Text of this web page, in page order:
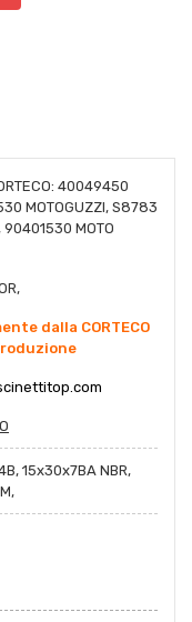
40049450
MOTOGUZZI, S8783
90401530 MOTO
dalla CORTECO
m
15x30x7BA NBR,